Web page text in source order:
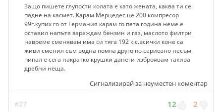
Защо пишете глупости колата е като жената, каква ти се
падне на касмет. Карам Мерцедес це 200 компресор
99г.купих го от Германия карам го пета година неме е
оставил напътя зареждам бензин и газ, маслото филтри
навреме сменявам има си тяга 192 к.с.всички коне са
живи сменил съм водна помпа друго по сериозно несъм
пипал е сега накратко крушки данеги изброявам такива
дребни неща.
Сигнализирай за неуместен коментар
#27 12 2